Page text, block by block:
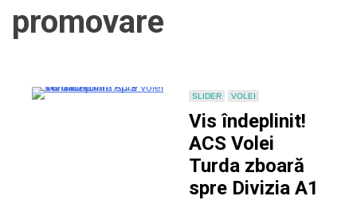
promovare
SLIDER VOLEI
Vis îndeplinit!
ACS Volei
Turda zboară
spre Divizia A1